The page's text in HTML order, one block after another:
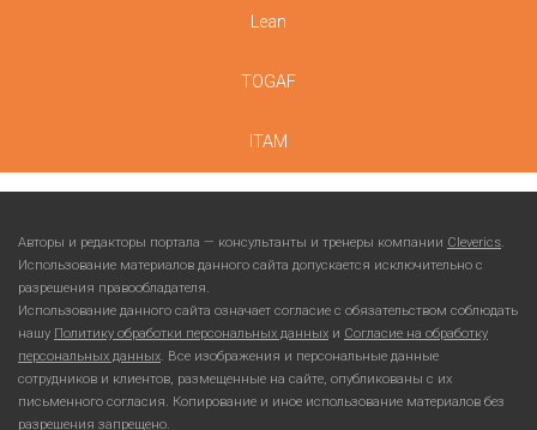
Lean
TOGAF
ITAM
Авторы и редакторы портала — консультанты и тренеры компании Cleverics.
Использование материалов данного сайта допускается исключительно с
разрешения правообладателя.
Использование данного сайта означает согласие с обязательством соблюдать
нашу Политику обработки персональных данных и Согласие на обработку
персональных данных. Все изображения и персональные данные
сотрудников и клиентов, размещенные на сайте, опубликованы с их
письменного согласия. Копирование и иное использование материалов без
разрешения запрещено.